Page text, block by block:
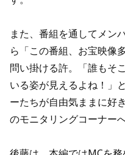
また、番組を通してメン
ら「この番組、お宝映像
問い掛ける許。「誰もそ
いる姿が見えるよね！」
ーたちが自由気ままに好
のモニタリングコーナーへ